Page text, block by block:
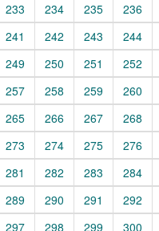
233 234 235 236
241 242 243 244
249 250 251 252
257 258 259 260
265 266 267 268
273 274 275 276
281 282 283 284
289 290 291 292
297 298 299 300